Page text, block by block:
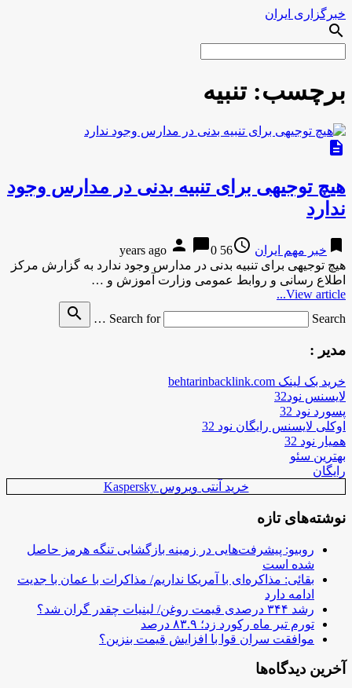
خبرگزاری ایران
search
برچسب:تنبیه
description
هیچ توجیهی برای تنبیه بدنی در مدارس وجود
ندارد
bookmark خبر مهم ایران access_time
56 years ago
person chat_bubble0
هیچ توجیهی برای تنبیه بدنی در مدارس وجود ندارد به گزارش مركز
اطلاع رسانی و روابط عمومی وزارت آموزش و …
View article...
Search for
Search …
search
مدیر :
خرید بک لینک behtarinbacklink.com
لایسنس نود32
پسورد نود 32
اوکلی لایسنس رایگان نود 32
همیار نود 32
بهترین سئو
رایگان
خرید آنتی ویروس Kaspersky
نوشته‌های تازه
روبیو: پیشرفت‌هایی در زمینه بازگشایی تنگه هرمز حاصل
شده است
بقائی: مذاکره‌ای با آمریکا نداریم/ مذاکرات با عمان با جدیت
ادامه دارد
رشد ۳۴۴ درصدی قیمت روغن/ لبنیات چقدر گران شد؟
تورم تیر ماه رکورد زد؛ ۸۳.۹ درصد
موافقت سران قوا با افزایش قیمت بنزین؟
آخرین دیدگاه‌ها